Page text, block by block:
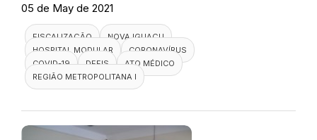
05 de May de 2021
FISCALIZAÇÃO
NOVA IGUAÇU
HOSPITAL MODULAR
CORONAVÍRUS
COVID-19
DEFIS
ATO MÉDICO
REGIÃO METROPOLITANA I